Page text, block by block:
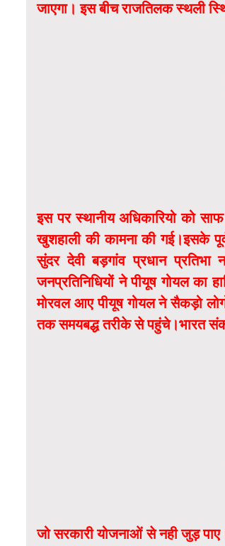
जाएगा। इस बीच राजतिलक स्थली
इस पर स्थानीय अधिकारियो को
खुशहाली की कामना की गई।इसके
सुंदर देवी बड़गांव प्रधान प्रतिभा
जनप्रतिनिधियों ने पीयूष गोयल का
मोरवल आए पीयूष गोयल ने सैकड़ो
तक समयबद्ध तरीके से पहुंचे।भारत
जो सरकारी योजनाओं से नही जुड़